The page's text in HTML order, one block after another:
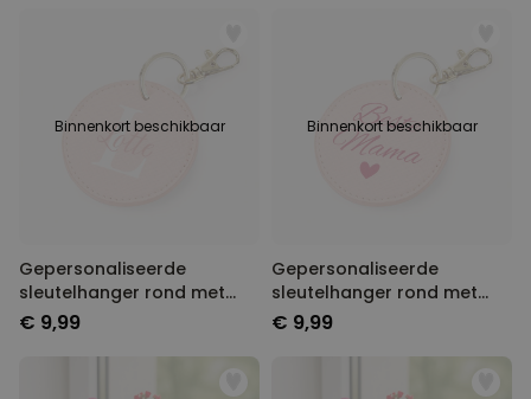
Binnenkort beschikbaar
Gepersonaliseerde
sleutelhanger rond met
monogram
€ 9,99
Binnenkort beschikbaar
Gepersonaliseerde
sleutelhanger rond met
tekst
€ 9,99